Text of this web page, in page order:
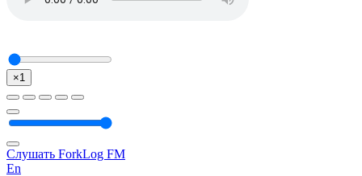
×1
Слушать ForkLog FM
En